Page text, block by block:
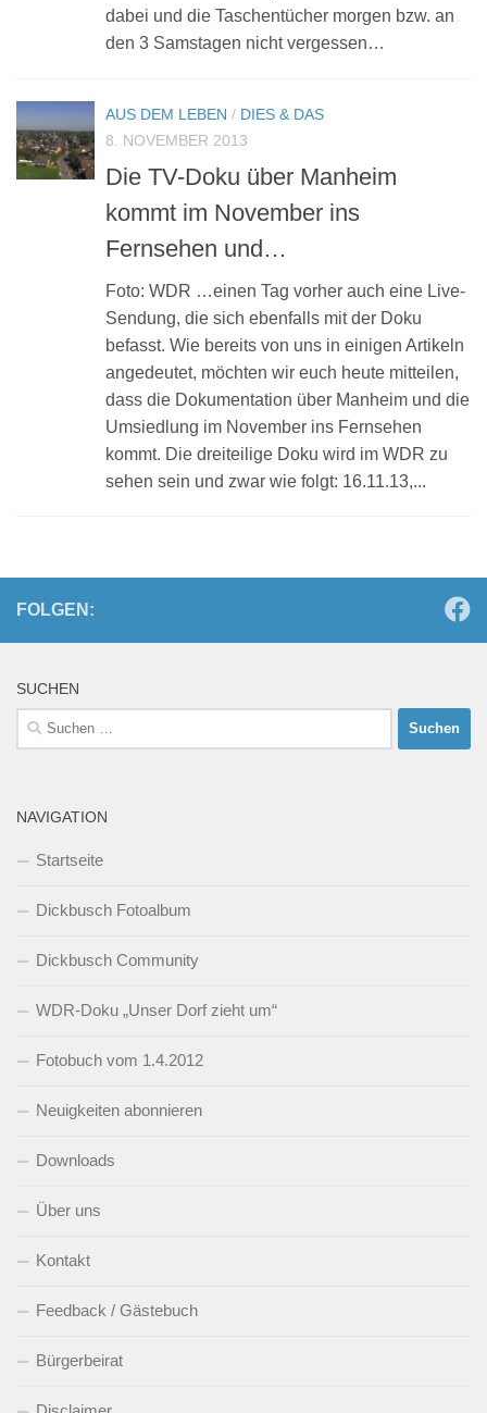
dabei und die Taschentücher morgen bzw. an
den 3 Samstagen nicht vergessen…
AUS DEM LEBEN / DIES & DAS
8. NOVEMBER 2013
Die TV-Doku über Manheim
kommt im November ins
Fernsehen und…
Foto: WDR …einen Tag vorher auch eine Live-
Sendung, die sich ebenfalls mit der Doku
befasst. Wie bereits von uns in einigen Artikeln
angedeutet, möchten wir euch heute mitteilen,
dass die Dokumentation über Manheim und die
Umsiedlung im November ins Fernsehen
kommt. Die dreiteilige Doku wird im WDR zu
sehen sein und zwar wie folgt: 16.11.13,...
FOLGEN:
SUCHEN
Suchen
nach:
NAVIGATION
Startseite
Dickbusch Fotoalbum
Dickbusch Community
WDR-Doku „Unser Dorf zieht um“
Fotobuch vom 1.4.2012
Neuigkeiten abonnieren
Downloads
Über uns
Kontakt
Feedback / Gästebuch
Bürgerbeirat